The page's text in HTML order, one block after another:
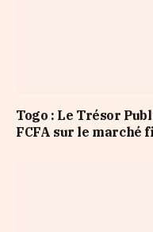
Togo : Le Trésor
FCFA sur le marché